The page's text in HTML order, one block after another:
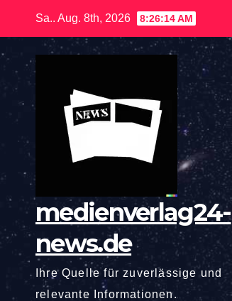
springen
Sa.. Aug. 8th, 2026 8:26:15 AM
medienverlag24-
news.de
Ihre Quelle für zuverlässige und
relevante Informationen.